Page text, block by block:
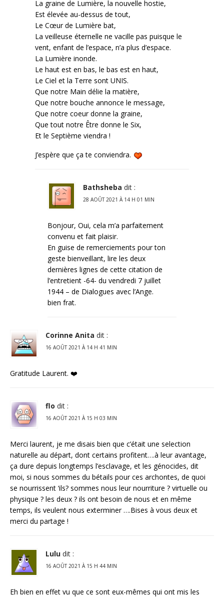
La graine de Lumière, la nouvelle hostie,
Est élevée au-dessus de tout,
Le Cœur de Lumière bat,
La veilleuse éternelle ne vacille pas puisque le
vent, enfant de l’espace, n’a plus d’espace.
La Lumière inonde.
Le haut est en bas, le bas est en haut,
Le Ciel et la Terre sont UNIS.
Que notre Main délie la matière,
Que notre bouche annonce le message,
Que notre coeur donne la graine,
Que tout notre Être donne le Six,
Et le Septième viendra !
J’espère que ça te conviendra.
Bathsheba dit :
28 AOÛT 2021 À 14 H 01 MIN
Bonjour, Oui, cela m’a parfaitement
convenu et fait plaisir.
En guise de remerciements pour ton
geste bienveillant, lire les deux
dernières lignes de cette citation de
l’entretient -64- du vendredi 7 juillet
1944 – de Dialogues avec l’Ange.
bien frat.
Corinne Anita dit :
16 AOÛT 2021 À 14 H 41 MIN
Gratitude Laurent. ❤️
flo dit :
16 AOÛT 2021 À 15 H 03 MIN
Merci laurent, je me disais bien que c’était une selection
naturelle au départ, dont certains profitent….à leur avantage,
ça dure depuis longtemps l’esclavage, et les génocides, dit
moi, si nous sommes du bétails pour ces archontes, de quoi
se nourrissent ‘ils? sommes nous leur nourriture ? virtuelle ou
physique ? les deux ? ils ont besoin de nous et en même
temps, ils veulent nous exterminer ….Bises à vous deux et
merci du partage !
Lulu dit :
16 AOÛT 2021 À 15 H 44 MIN
Eh bien en effet vu que ce sont eux-mêmes qui ont mis les